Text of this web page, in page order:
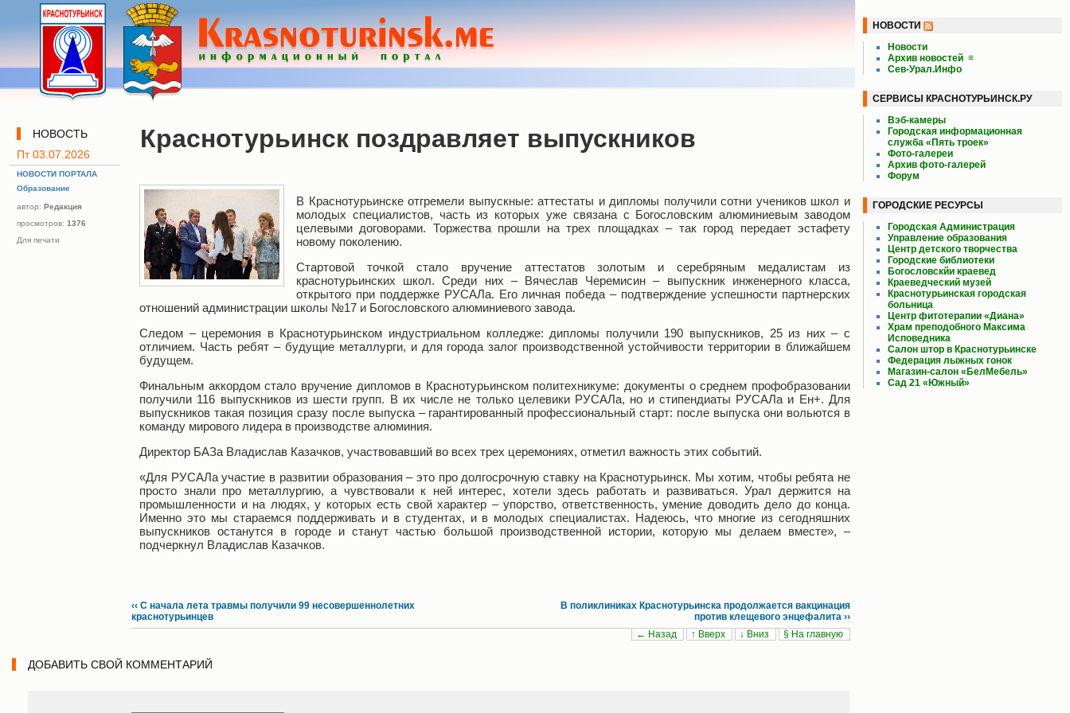
НОВОСТЬ
Пт 03.07.2026
НОВОСТИ ПОРТАЛА
Образование
автор: Редакция
просмотров: 1376
Для печати
Краснотурьинск поздравляет выпускников
В Краснотурьинске отгремели выпускные: аттестаты и дипломы получили сотни учеников школ и
молодых специалистов, часть из которых уже связана с Богословским алюминиевым заводом
целевыми договорами. Торжества прошли на трех площадках – так город передает эстафету
новому поколению.
Стартовой точкой стало вручение аттестатов золотым и серебряным медалистам из
краснотурьинских школ. Среди них – Вячеслав Черемисин – выпускник инженерного класса,
открытого при поддержке РУСАЛа. Его личная победа – подтверждение успешности партнерских
отношений администрации школы №17 и Богословского алюминиевого завода.
Следом – церемония в Краснотурьинском индустриальном колледже: дипломы получили 190 выпускников, 25 из них – с
отличием. Часть ребят – будущие металлурги, и для города залог производственной устойчивости территории в ближайшем
будущем.
Финальным аккордом стало вручение дипломов в Краснотурьинском политехникуме: документы о среднем профобразовании
получили 116 выпускников из шести групп. В их числе не только целевики РУСАЛа, но и стипендиаты РУСАЛа и Ен+. Для
выпускников такая позиция сразу после выпуска – гарантированный профессиональный старт: после выпуска они вольются в
команду мирового лидера в производстве алюминия.
Директор БАЗа Владислав Казачков, участвовавший во всех трех церемониях, отметил важность этих событий.
«Для РУСАЛа участие в развитии образования – это про долгосрочную ставку на Краснотурьинск. Мы хотим, чтобы ребята не
просто знали про металлургию, а чувствовали к ней интерес, хотели здесь работать и развиваться. Урал держится на
промышленности и на людях, у которых есть свой характер – упорство, ответственность, умение доводить дело до конца.
Именно это мы стараемся поддерживать и в студентах, и в молодых специалистах. Надеюсь, что многие из сегодняшних
выпускников останутся в городе и станут частью большой производственной истории, которую мы делаем вместе», –
подчеркнул Владислав Казачков.
‹‹ С начала лета травмы получили 99 несовершеннолетних
краснотурьинцев
В поликлиниках Краснотурьинска продолжается вакцинация
против клещевого энцефалита ››
← Назад
↑ Вверх ↓ Вниз § На главную
ДОБАВИТЬ СВОЙ КОММЕНТАРИЙ
НОВОСТИ
Новости
Архив новостей ≡
Сев-Урал.Инфо
СЕРВИСЫ КРАСНОТУРЬИНСК.РУ
Вэб-камеры
Городская информационная
служба «Пять троек»
Фото-галереи
Архив фото-галерей
Форум
ГОРОДСКИЕ РЕСУРСЫ
Городская Администрация
Управление образования
Центр детского творчества
Городские библиотеки
Богословскйи краевед
Краеведческий музей
Краснотурьинская городская
больница
Центр фитотерапии «Диана»
Храм преподобного Максима
Исповедника
Салон штор в Краснотурьинске
Федерация лыжных гонок
Магазин-салон «БелМебель»
Сад 21 «Южный»